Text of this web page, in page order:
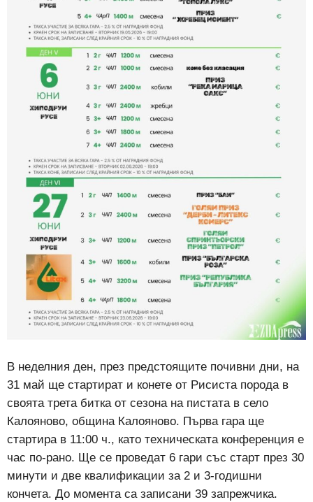
В неделния ден, през предстоящите почивни дни, на
31 май ще стартират и конете от Рисиста порода в
своята трета битка от сезона на пистата в село
Калояново, община Калояново. Първа гара ще
стартира в 11:00 ч., като техническата конференция е
час по-рано. Ще се проведат 6 гари със старт през 30
минути и две квалификации за 2 и 3-годишни
кончета. До момента са записани 39 запрежчика.